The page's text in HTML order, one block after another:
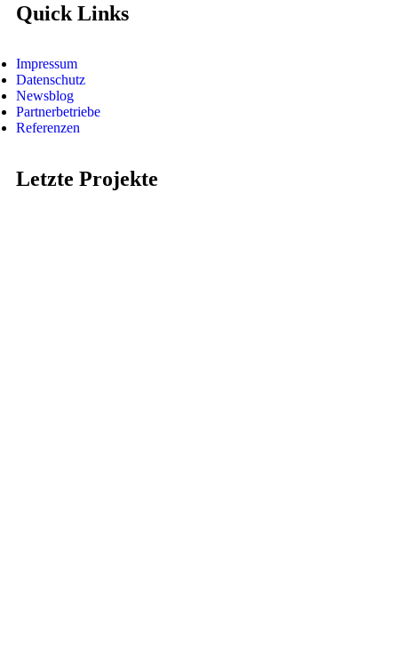
Quick Links
Impressum
Datenschutz
Newsblog
Partnerbetriebe
Referenzen
Letzte Projekte